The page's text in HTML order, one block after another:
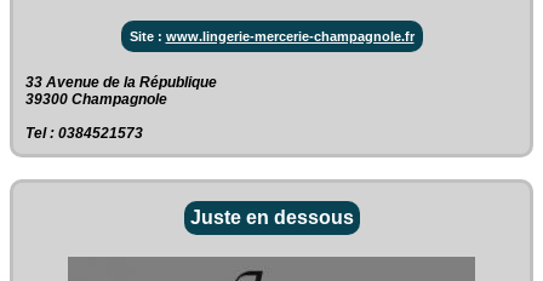
Site : www.lingerie-mercerie-champagnole.fr
33 Avenue de la République‎
39300 Champagnole
Tel : 0384521573
Juste en dessous